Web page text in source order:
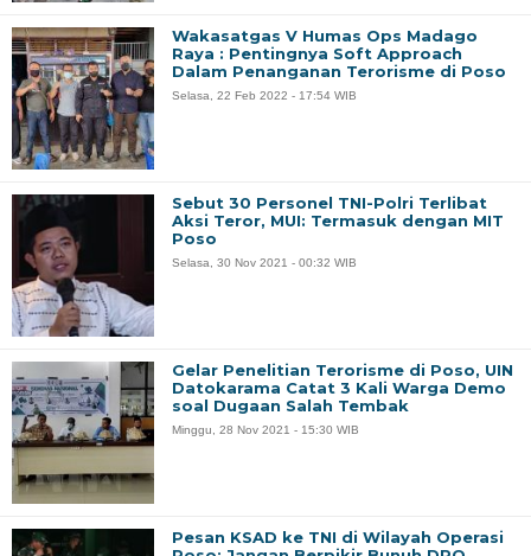
Wakasatgas V Humas Ops Madago
Raya : Pentingnya Soft Approach
Dalam Penanganan Terorisme di Poso
Selasa, 22 Feb 2022 - 17:54 WIB
Sebut 30 Personel TNI-Polri Terlibat
Aksi Teror, MUI: Termasuk dengan MIT
Poso
Selasa, 30 Nov 2021 - 00:32 WIB
Gelar Penelitian Terorisme di Poso, UIN
Datokarama Catat 3 Kali Warga Demo
soal Dugaan Salah Tembak
Minggu, 28 Nov 2021 - 15:30 WIB
Pesan KSAD ke TNI di Wilayah Operasi